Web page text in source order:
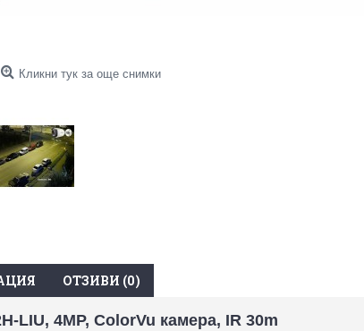
Кликни тук за още снимки
ОТЗИВИ (0)
LIU, 4MP, ColorVu камера, IR 30m